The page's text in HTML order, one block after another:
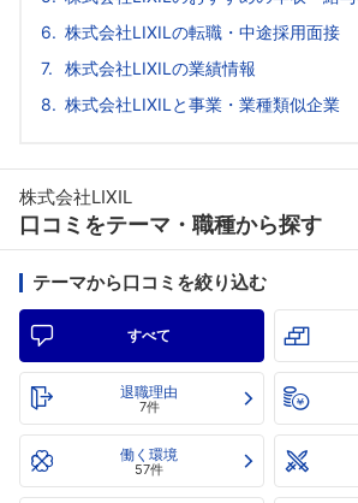
株式会社LIXILの転職・中途採用面接
株式会社LIXILの業績情報
株式会社LIXILと事業・業種類似企業
株式会社LIXIL
口コミをテーマ・職種から探す
テーマから口コミを絞り込む
すべて
退職理由
7件
働く環境
57件